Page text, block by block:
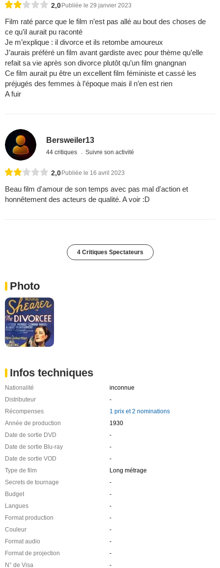
2,0Publiée le 29 janvier 2023
Film raté parce que le film n’est pas allé au bout des choses de
ce qu’il aurait pu raconté
Je m’explique : il divorce et ils retombe amoureux
J’aurais préféré un film avant gardiste avec pour thème qu’elle
refait sa vie après son divorce plutôt qu’un film gnangnan
Ce film aurait pu être un excellent film féministe et cassé les
préjugés des femmes à l’époque mais il n’en est rien
A fuir
Bersweiler13
44 critiques Suivre son activité
2,0 Publiée le 16 avril 2023
Beau film d'amour de son temps avec pas mal d'action et
honnêtement des acteurs de qualité. A voir :D
4 Critiques Spectateurs
Photo
Infos techniques
Nationalité
inconnue
Distributeur
-
Récompenses
1 prix et 2 nominations
Année de production
1930
Date de sortie DVD
-
Date de sortie Blu-ray
-
Date de sortie VOD
-
Type de film
Long métrage
Secrets de tournage
-
Budget
-
Langues
-
Format production
-
Couleur
-
Format audio
-
Format de projection
-
N° de Visa
-